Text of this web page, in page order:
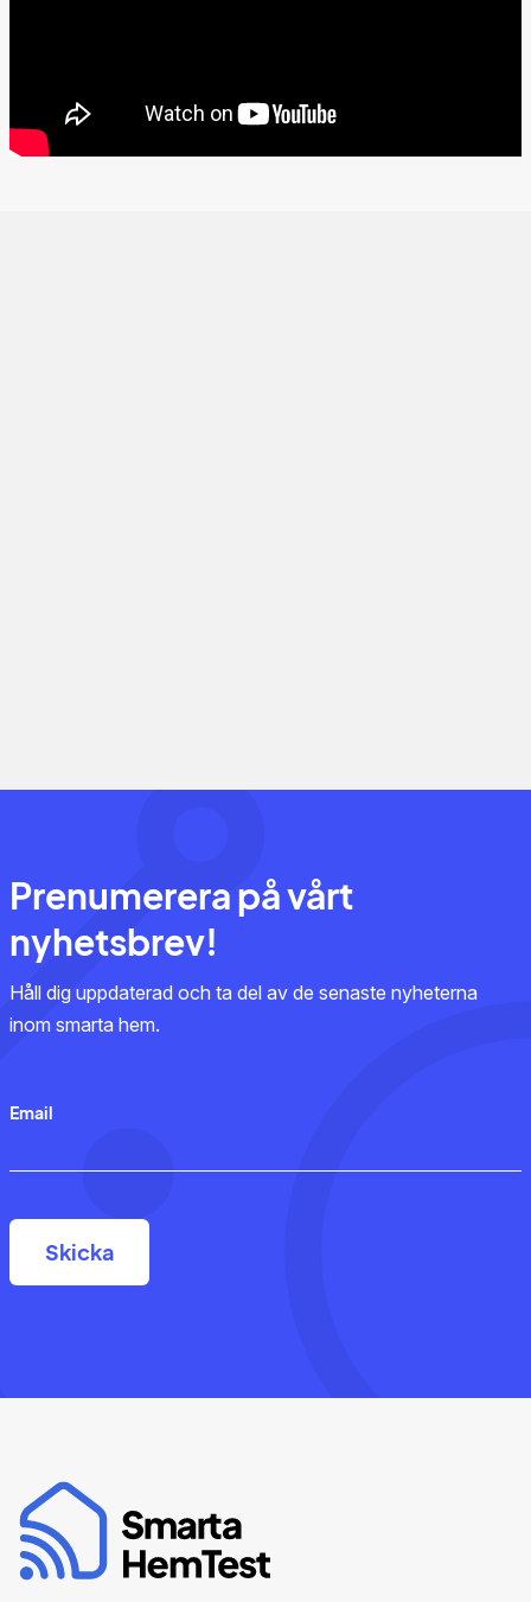
Prenumerera på vårt
nyhetsbrev!
Håll dig uppdaterad och ta del av de senaste nyheterna
inom smarta hem.
Email